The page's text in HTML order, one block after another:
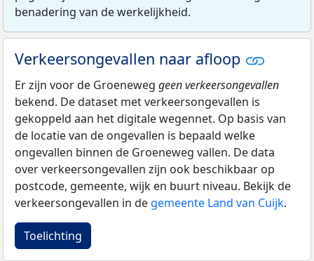
benadering van de werkelijkheid.
Verkeersongevallen naar afloop
Er zijn voor de Groeneweg geen verkeersongevallen
bekend. De dataset met verkeersongevallen is
gekoppeld aan het digitale wegennet. Op basis van
de locatie van de ongevallen is bepaald welke
ongevallen binnen de Groeneweg vallen. De data
over verkeersongevallen zijn ook beschikbaar op
postcode, gemeente, wijk en buurt niveau. Bekijk de
verkeersongevallen in de gemeente Land van Cuijk.
Toelichting